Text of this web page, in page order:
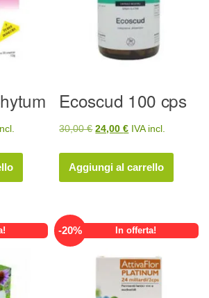
Ecoscud 100 cps
30,00€ Il
originale
era:
24,00€Il
attuale
è:
IVA incl.
Aggiungi al carrello
-20% In offerta!